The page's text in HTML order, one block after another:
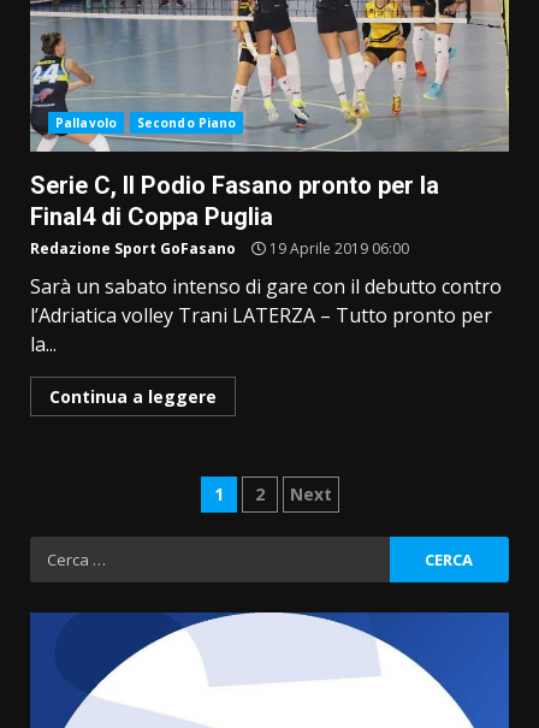
Pallavolo Secondo Piano
Serie C, Il Podio Fasano pronto per la
Final4 di Coppa Puglia
Redazione Sport GoFasano 19 Aprile 2019 06:00
Sarà un sabato intenso di gare con il debutto contro
l’Adriatica volley Trani LATERZA – Tutto pronto per
la...
Continua a leggere
Paginazione
degli
articoli
1 2 Next
Ricerca
per:
Fasanese ferito a colpi di arma
da fuoco